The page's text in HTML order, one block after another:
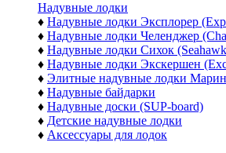
Надувные лодки
♦ Надувные лодки Эксплорер
♦ Надувные лодки Челенджер
♦ Надувные лодки Сихок
♦ Надувные лодки Экскершен
♦ Элитные надувные лодки
♦ Надувные байдарки
♦ Надувные доски (SUP-board)
♦ Детские надувные лодки
♦ Аксессуары для лодок